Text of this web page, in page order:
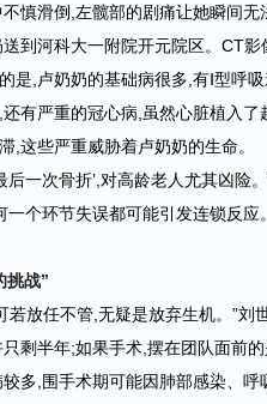
慎滑倒,左髋部的剧痛让她瞬间
到河科大一附院开元院区。CT
是,卢奶奶的基础病很多,有Ⅰ型呼
有严重的冠心病,虽然心脏植入了
,这些严重威胁着卢奶奶的生命。
后一次骨折’,对高龄老人尤其凶险
个环节失误都可能引发连锁反应。
挑战”
若放任不管,无疑是放弃生机。”刘
剩半年;如果手术,摆在团队面前
多,围手术期可能因肺部感染、